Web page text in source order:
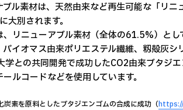
ル素材は、天然由来など再生可能な「リ
大別されます。
リニューアブル素材（全体の61.5%）と
イオマス由来ポリエステル繊維、籾殻灰
との共同開発で成功したCO2由来ブタジ
ルコードなどを使用しています。
を原料としたブタジエンゴムの合成に成功（